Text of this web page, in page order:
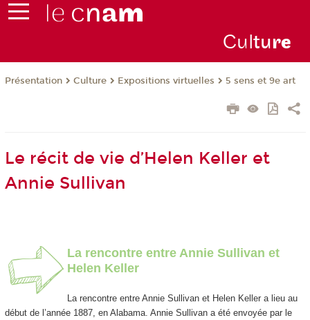
Culture
Présentation Culture Expositions virtuelles 5 sens et 9e art
Le récit de vie d’Helen Keller et
Annie Sullivan
La rencontre entre Annie Sullivan et
Helen Keller
La rencontre entre Annie Sullivan et Helen Keller a lieu au
début de l’année 1887, en Alabama. Annie Sullivan a été envoyée par le